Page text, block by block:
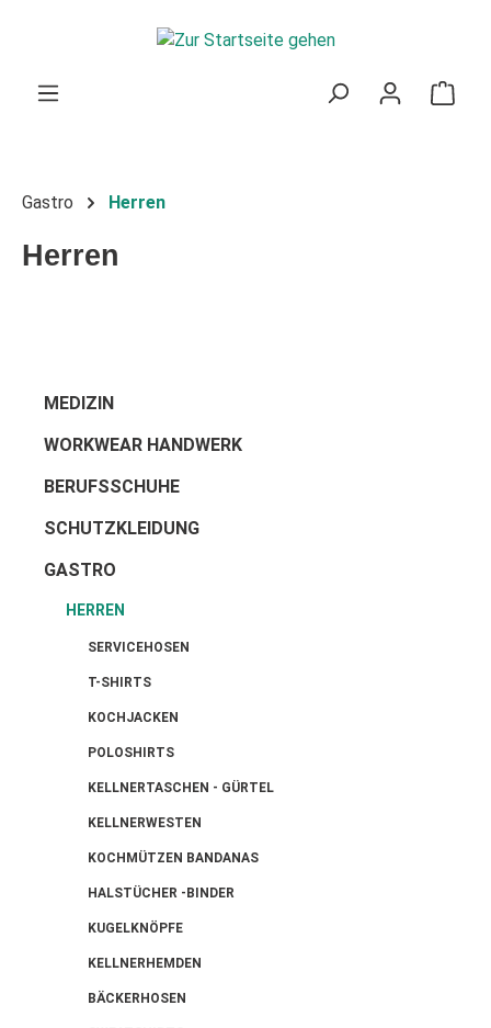
Zum Hauptinhalt springen
Gastro Herren
Herren
MEDIZIN
WORKWEAR HANDWERK
BERUFSSCHUHE
SCHUTZKLEIDUNG
GASTRO
HERREN
SERVICEHOSEN
T-SHIRTS
KOCHJACKEN
POLOSHIRTS
KELLNERTASCHEN - GÜRTEL
KELLNERWESTEN
KOCHMÜTZEN BANDANAS
HALSTÜCHER -BINDER
KUGELKNÖPFE
KELLNERHEMDEN
BÄCKERHOSEN